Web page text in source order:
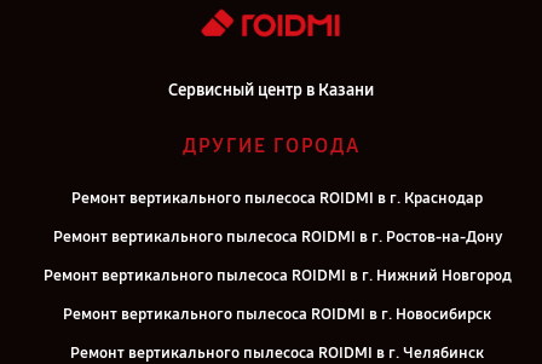
Сервисный центр в Казани
ДРУГИЕ ГОРОДА
Ремонт вертикального пылесоса ROIDMI в г. Краснодар
Ремонт вертикального пылесоса ROIDMI в г. Ростов-на-Дону
Ремонт вертикального пылесоса ROIDMI в г. Нижний Новгород
Ремонт вертикального пылесоса ROIDMI в г. Новосибирск
Ремонт вертикального пылесоса ROIDMI в г. Челябинск